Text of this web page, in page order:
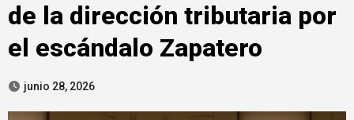
de la dirección tributaria por
el escándalo Zapatero
junio 28, 2026